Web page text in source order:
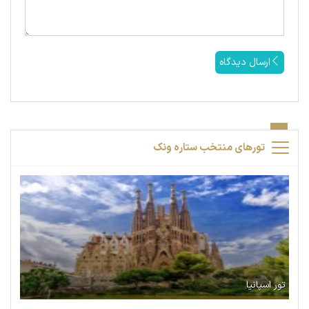
ارسال دیدگاه
تورهای منتخب ستاره ونک
تور اسپانیا